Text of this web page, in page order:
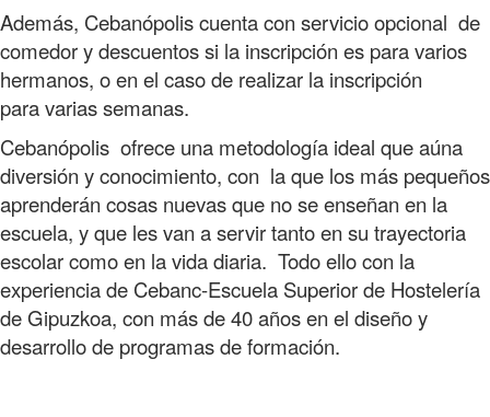
Además, Cebanópolis cuenta con servicio opcional de
comedor y descuentos si la inscripción es para varios
hermanos, o en el caso de realizar la inscripción
para varias semanas.
Cebanópolis ofrece una metodología ideal que aúna
diversión y conocimiento, con la que los más pequeños
aprenderán cosas nuevas que no se enseñan en la
escuela, y que les van a servir tanto en su trayectoria
escolar como en la vida diaria. Todo ello con la
experiencia de Cebanc-Escuela Superior de Hostelería
de Gipuzkoa, con más de 40 años en el diseño y
desarrollo de programas de formación.